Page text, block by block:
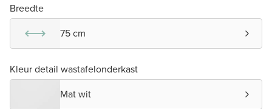
Breedte
75 cm
Kleur detail wastafelonderkast
Mat wit